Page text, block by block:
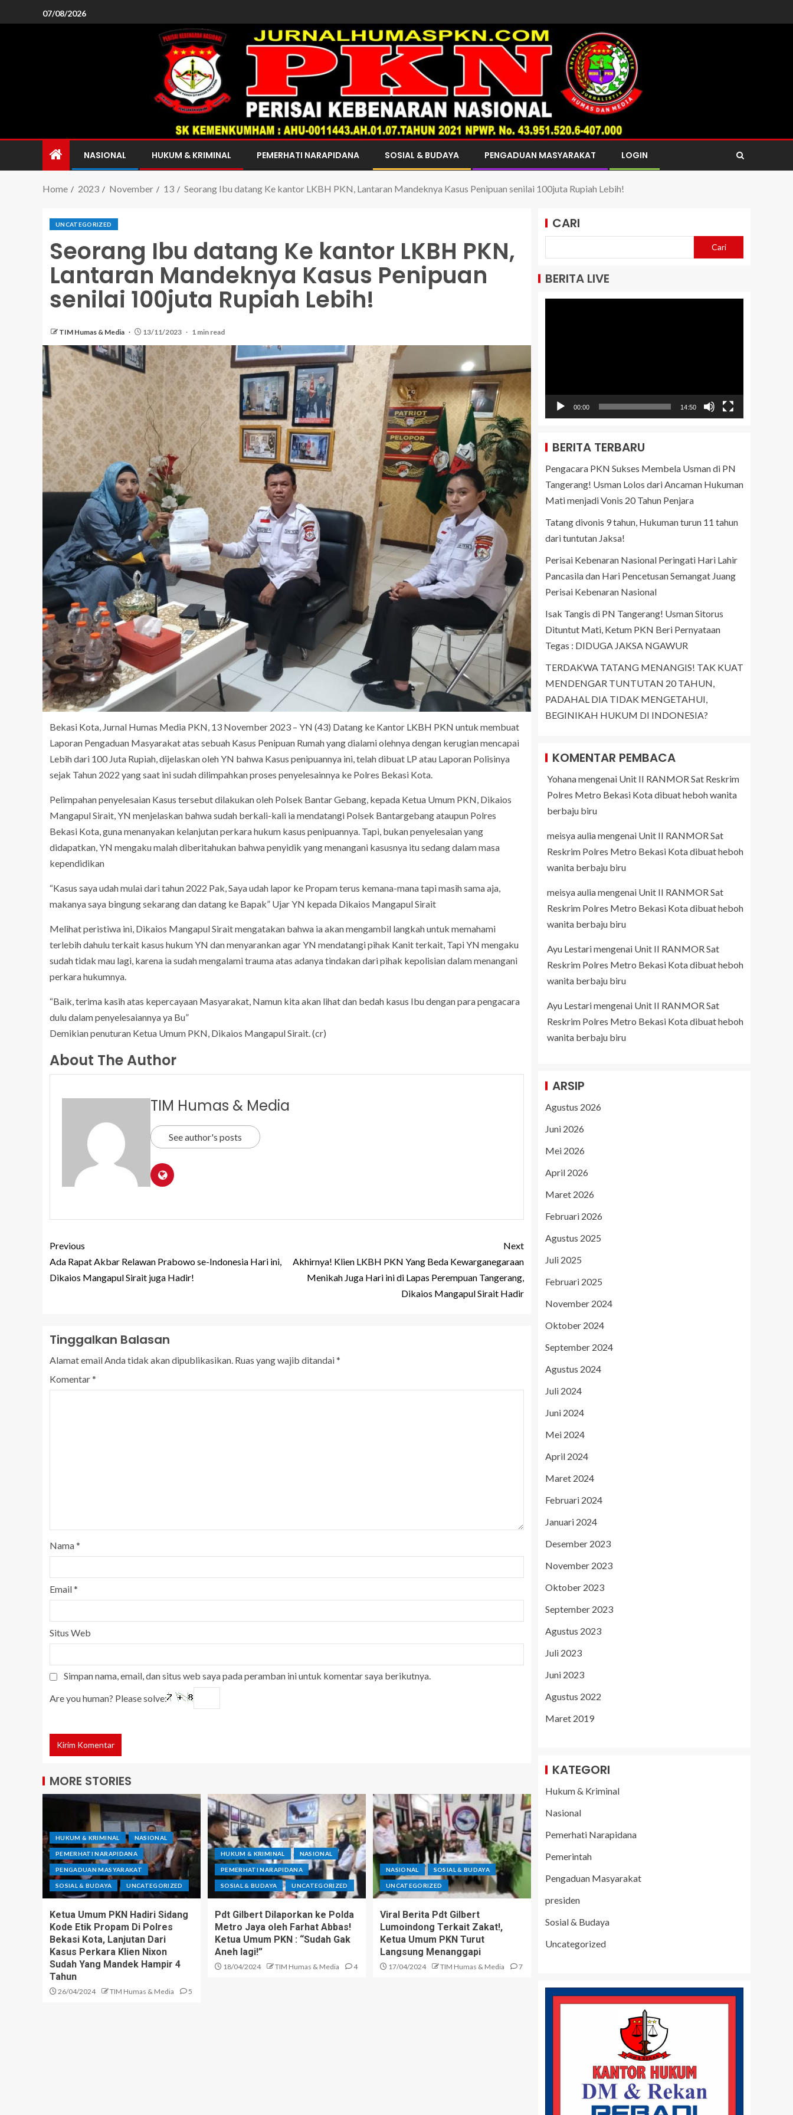
07/08/2026
NASIONAL HUKUM & KRIMINAL PEMERHATI NARAPIDANA SOSIAL & BUDAYA PENGADUAN MASYARAKAT LOGIN
Home 2023 November 13 Seorang Ibu datang Ke kantor LKBH PKN, Lantaran Mandeknya Kasus Penipuan senilai 100juta Rupiah Lebih!
UNCATEGORIZED
Seorang Ibu datang Ke kantor LKBH PKN,
Lantaran Mandeknya Kasus Penipuan
senilai 100juta Rupiah Lebih!
TIM Humas & Media 13/11/2023 1 min read
Bekasi Kota, Jurnal Humas Media PKN, 13 November 2023 – YN (43) Datang ke Kantor LKBH PKN untuk membuat
Laporan Pengaduan Masyarakat atas sebuah Kasus Penipuan Rumah yang dialami olehnya dengan kerugian mencapai
Lebih dari 100 Juta Rupiah, dijelaskan oleh YN bahwa Kasus penipuannya ini, telah dibuat LP atau Laporan Polisinya
sejak Tahun 2022 yang saat ini sudah dilimpahkan proses penyelesainnya ke Polres Bekasi Kota.
Pelimpahan penyelesaian Kasus tersebut dilakukan oleh Polsek Bantar Gebang, kepada Ketua Umum PKN, Dikaios
Mangapul Sirait, YN menjelaskan bahwa sudah berkali-kali ia mendatangi Polsek Bantargebang ataupun Polres
Bekasi Kota, guna menanyakan kelanjutan perkara hukum kasus penipuannya. Tapi, bukan penyelesaian yang
didapatkan, YN mengaku malah diberitahukan bahwa penyidik yang menangani kasusnya itu sedang dalam masa
kependidikan
“Kasus saya udah mulai dari tahun 2022 Pak, Saya udah lapor ke Propam terus kemana-mana tapi masih sama aja,
makanya saya bingung sekarang dan datang ke Bapak” Ujar YN kepada Dikaios Mangapul Sirait
Melihat peristiwa ini, Dikaios Mangapul Sirait mengatakan bahwa ia akan mengambil langkah untuk memahami
terlebih dahulu terkait kasus hukum YN dan menyarankan agar YN mendatangi pihak Kanit terkait, Tapi YN mengaku
sudah tidak mau lagi, karena ia sudah mengalami trauma atas adanya tindakan dari pihak kepolisian dalam menangani
perkara hukumnya.
“Baik, terima kasih atas kepercayaan Masyarakat, Namun kita akan lihat dan bedah kasus Ibu dengan para pengacara
dulu dalam penyelesaiannya ya Bu”
Demikian penuturan Ketua Umum PKN, Dikaios Mangapul Sirait. (cr)
About The Author
TIM Humas & Media
See author's posts
Previous
Ada Rapat Akbar Relawan Prabowo se-Indonesia Hari ini,
Dikaios Mangapul Sirait juga Hadir!
Next
Akhirnya! Klien LKBH PKN Yang Beda Kewarganegaraan
Menikah Juga Hari ini di Lapas Perempuan Tangerang,
Dikaios Mangapul Sirait Hadir
Tinggalkan Balasan
Alamat email Anda tidak akan dipublikasikan. Ruas yang wajib ditandai*
Komentar*
Nama*
Email*
Situs Web
Simpan nama, email, dan situs web saya pada peramban ini untuk komentar saya berikutnya.
Are you human? Please solve:
MORE STORIES
HUKUM & KRIMINAL NASIONAL
PEMERHATI NARAPIDANA
PENGADUAN MASYARAKAT
SOSIAL & BUDAYA UNCATEGORIZED
Ketua Umum PKN Hadiri Sidang
Kode Etik Propam Di Polres
Bekasi Kota, Lanjutan Dari
Kasus Perkara Klien Nixon
Sudah Yang Mandek Hampir 4
Tahun
26/04/2024 TIM Humas & Media 5
HUKUM & KRIMINAL NASIONAL
PEMERHATI NARAPIDANA
SOSIAL & BUDAYA UNCATEGORIZED
Pdt Gilbert Dilaporkan ke Polda
Metro Jaya oleh Farhat Abbas!
Ketua Umum PKN : “Sudah Gak
Aneh lagi!”
18/04/2024 TIM Humas & Media 4
NASIONAL SOSIAL & BUDAYA
UNCATEGORIZED
Viral Berita Pdt Gilbert
Lumoindong Terkait Zakat!,
Ketua Umum PKN Turut
Langsung Menanggapi
17/04/2024 TIM Humas & Media 7
CARI
Cari
BERITA LIVE
00:00 14:50
BERITA TERBARU
Pengacara PKN Sukses Membela Usman di PN
Tangerang! Usman Lolos dari Ancaman Hukuman
Mati menjadi Vonis 20 Tahun Penjara
Tatang divonis 9 tahun, Hukuman turun 11 tahun
dari tuntutan Jaksa!
Perisai Kebenaran Nasional Peringati Hari Lahir
Pancasila dan Hari Pencetusan Semangat Juang
Perisai Kebenaran Nasional
Isak Tangis di PN Tangerang! Usman Sitorus
Dituntut Mati, Ketum PKN Beri Pernyataan
Tegas : DIDUGA JAKSA NGAWUR
TERDAKWA TATANG MENANGIS! TAK KUAT
MENDENGAR TUNTUTAN 20 TAHUN,
PADAHAL DIA TIDAK MENGETAHUI,
BEGINIKAH HUKUM DI INDONESIA?
KOMENTAR PEMBACA
Yohanamengenai Unit II RANMOR Sat Reskrim
Polres Metro Bekasi Kota dibuat heboh wanita
berbaju biru
meisya auliamengenai Unit II RANMOR Sat
Reskrim Polres Metro Bekasi Kota dibuat heboh
wanita berbaju biru
meisya auliamengenai Unit II RANMOR Sat
Reskrim Polres Metro Bekasi Kota dibuat heboh
wanita berbaju biru
Ayu Lestarimengenai Unit II RANMOR Sat
Reskrim Polres Metro Bekasi Kota dibuat heboh
wanita berbaju biru
Ayu Lestarimengenai Unit II RANMOR Sat
Reskrim Polres Metro Bekasi Kota dibuat heboh
wanita berbaju biru
ARSIP
Agustus 2026
Juni 2026
Mei 2026
April 2026
Maret 2026
Februari 2026
Agustus 2025
Juli 2025
Februari 2025
November 2024
Oktober 2024
September 2024
Agustus 2024
Juli 2024
Juni 2024
Mei 2024
April 2024
Maret 2024
Februari 2024
Januari 2024
Desember 2023
November 2023
Oktober 2023
September 2023
Agustus 2023
Juli 2023
Juni 2023
Agustus 2022
Maret 2019
KATEGORI
Hukum & Kriminal
Nasional
Pemerhati Narapidana
Pemerintah
Pengaduan Masyarakat
presiden
Sosial & Budaya
Uncategorized